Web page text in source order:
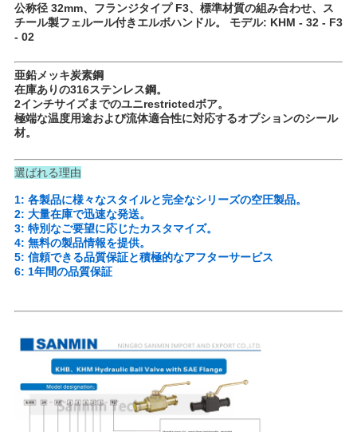
を
要
求
し
な
さ
い
地
プ
ラ
公称径 32mm、フランジタイプ F3、標準材質の組み合わせ、ス
チール製フェルール付きエルボハンドル。 モデル: KHM - 32 - F3
- 02
亜鉛メッキ炭素鋼
在庫ありの316ステンレス鋼。
2インチサイズまでのユニrestrictedボア。
極端な温度用途および流体適合性に対応するオプションのシール
材。
選ばれる理由
1: 各製品に様々なスタイルと完全なシリーズの空圧製品。
2: 大量在庫で迅速な発送。
3: 特別なご要望に応じたカスタマイズ。
4: 無料の製品情報を提供。
5: 信頼できる品質保証と積極的なアフターサービス
6: 1年間の品質保証